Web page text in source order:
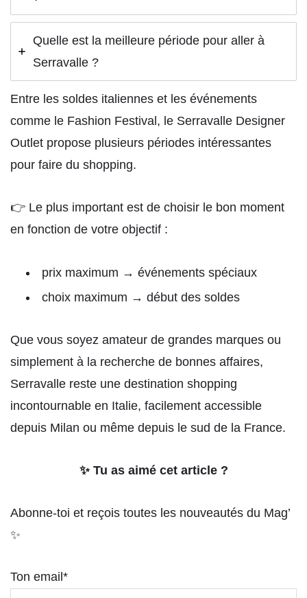
Quelle est la meilleure période pour aller à
Serravalle ?
Entre les soldes italiennes et les événements
comme le Fashion Festival, le Serravalle Designer
Outlet propose plusieurs périodes intéressantes
pour faire du shopping.
👉 Le plus important est de choisir le bon moment
en fonction de votre objectif :
prix maximum → événements spéciaux
choix maximum → début des soldes
Que vous soyez amateur de grandes marques ou
simplement à la recherche de bonnes affaires,
Serravalle reste une destination shopping
incontournable en Italie, facilement accessible
depuis Milan ou même depuis le sud de la France.
✨ Tu as aimé cet article ?
Abonne-toi et reçois toutes les nouveautés du Mag’
✨
Ton email*